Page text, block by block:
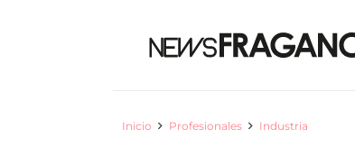
Inicio Profesionales Industria